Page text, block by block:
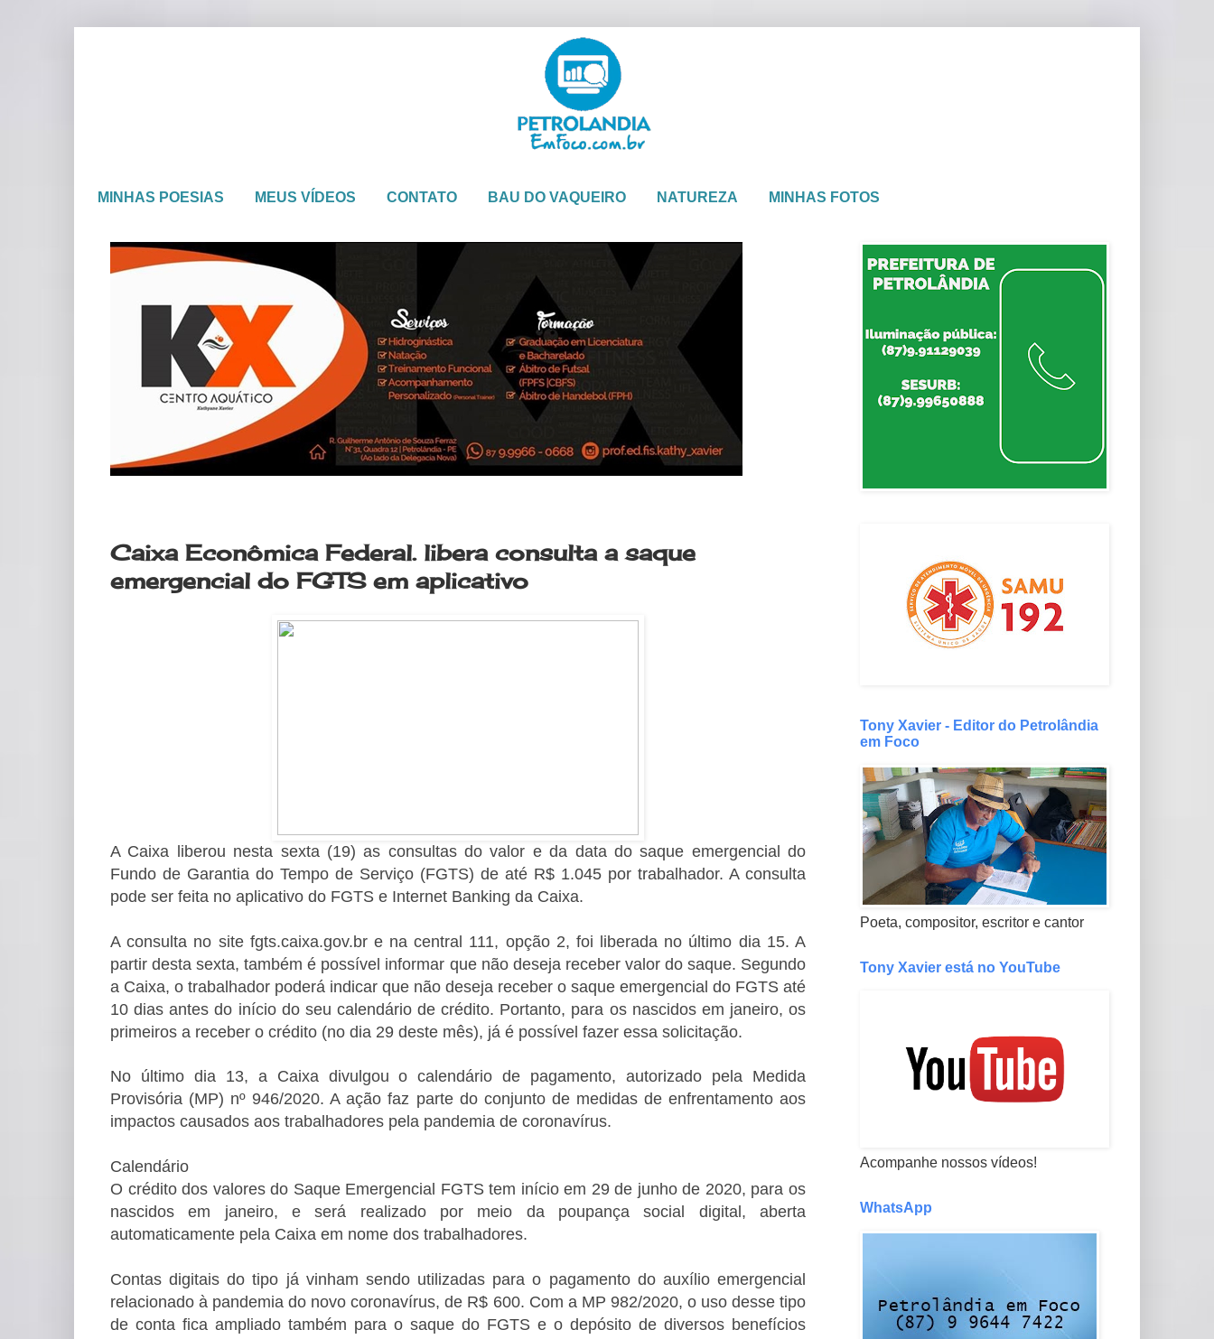
MINHAS POESIAS MEUS VÍDEOS CONTATO BAU DO VAQUEIRO NATUREZA MINHAS FOTOS
Caixa Econômica Federal. libera consulta a saque
emergencial do FGTS em aplicativo
A Caixa liberou nesta sexta (19) as consultas do valor e da data do saque emergencial do
Fundo de Garantia do Tempo de Serviço (FGTS) de até R$ 1.045 por trabalhador. A consulta
pode ser feita no aplicativo do FGTS e Internet Banking da Caixa.
A consulta no site fgts.caixa.gov.br e na central 111, opção 2, foi liberada no último dia 15. A
partir desta sexta, também é possível informar que não deseja receber valor do saque. Segundo
a Caixa, o trabalhador poderá indicar que não deseja receber o saque emergencial do FGTS até
10 dias antes do início do seu calendário de crédito. Portanto, para os nascidos em janeiro, os
primeiros a receber o crédito (no dia 29 deste mês), já é possível fazer essa solicitação.
No último dia 13, a Caixa divulgou o calendário de pagamento, autorizado pela Medida
Provisória (MP) nº 946/2020. A ação faz parte do conjunto de medidas de enfrentamento aos
impactos causados aos trabalhadores pela pandemia de coronavírus.
Calendário
O crédito dos valores do Saque Emergencial FGTS tem início em 29 de junho de 2020, para os
nascidos em janeiro, e será realizado por meio da poupança social digital, aberta
automaticamente pela Caixa em nome dos trabalhadores.
Contas digitais do tipo já vinham sendo utilizadas para o pagamento do auxílio emergencial
relacionado à pandemia do novo coronavírus, de R$ 600. Com a MP 982/2020, o uso desse tipo
de conta fica ampliado também para o saque do FGTS e o depósito de diversos benefícios
Tony Xavier - Editor do Petrolândia
em Foco
Poeta, compositor, escritor e cantor
Tony Xavier está no YouTube
Acompanhe nossos vídeos!
WhatsApp